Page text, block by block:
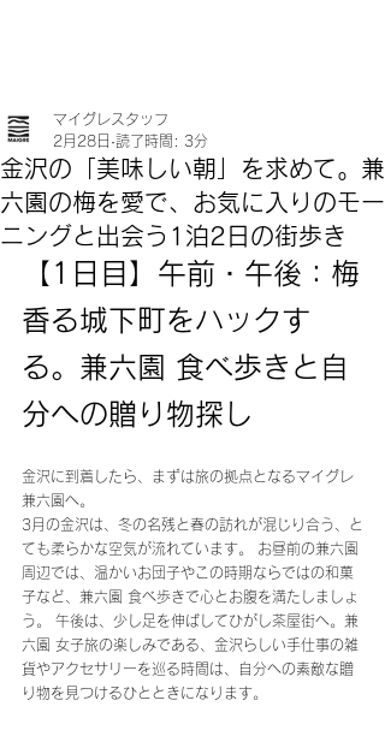
金沢の「美味しい朝」を求めて。兼
六園の梅を愛で、お気に入りのモー
ニングと出会う1泊2日の街歩き
マイグレスタッフ
2月28日 読了時間: 3分
【1日目】午前・午後：梅
香る城下町をハックす
る。兼六園 食べ歩きと自
分への贈り物探し
金沢に到着したら、まずは旅の拠点となるマイグレ
兼六園へ。
3月の金沢は、冬の名残と春の訪れが混じり合う、と
ても柔らかな空気が流れています。 お昼前の兼六園
周辺では、温かいお団子やこの時期ならではの和菓
子など、兼六園 食べ歩きで心とお腹を満たしましょ
う。 午後は、少し足を伸ばしてひがし茶屋街へ。兼
六園 女子旅の楽しみである、金沢らしい手仕事の雑
貨やアクセサリーを巡る時間は、自分への素敵な贈
り物を見つけるひとときになります。